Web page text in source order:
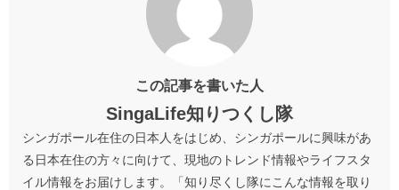
この記事を書いた人
SingaLife知りつくし隊
シンガポール在住の日本人をはじめ、シンガポールに興味があ
る日本在住の方々に向けて、現地のトレンド情報やライフスタ
イル情報をお届けします。「知り尽くし隊にこんな情報を取り